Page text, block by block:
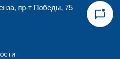
пр-т Победы, 75